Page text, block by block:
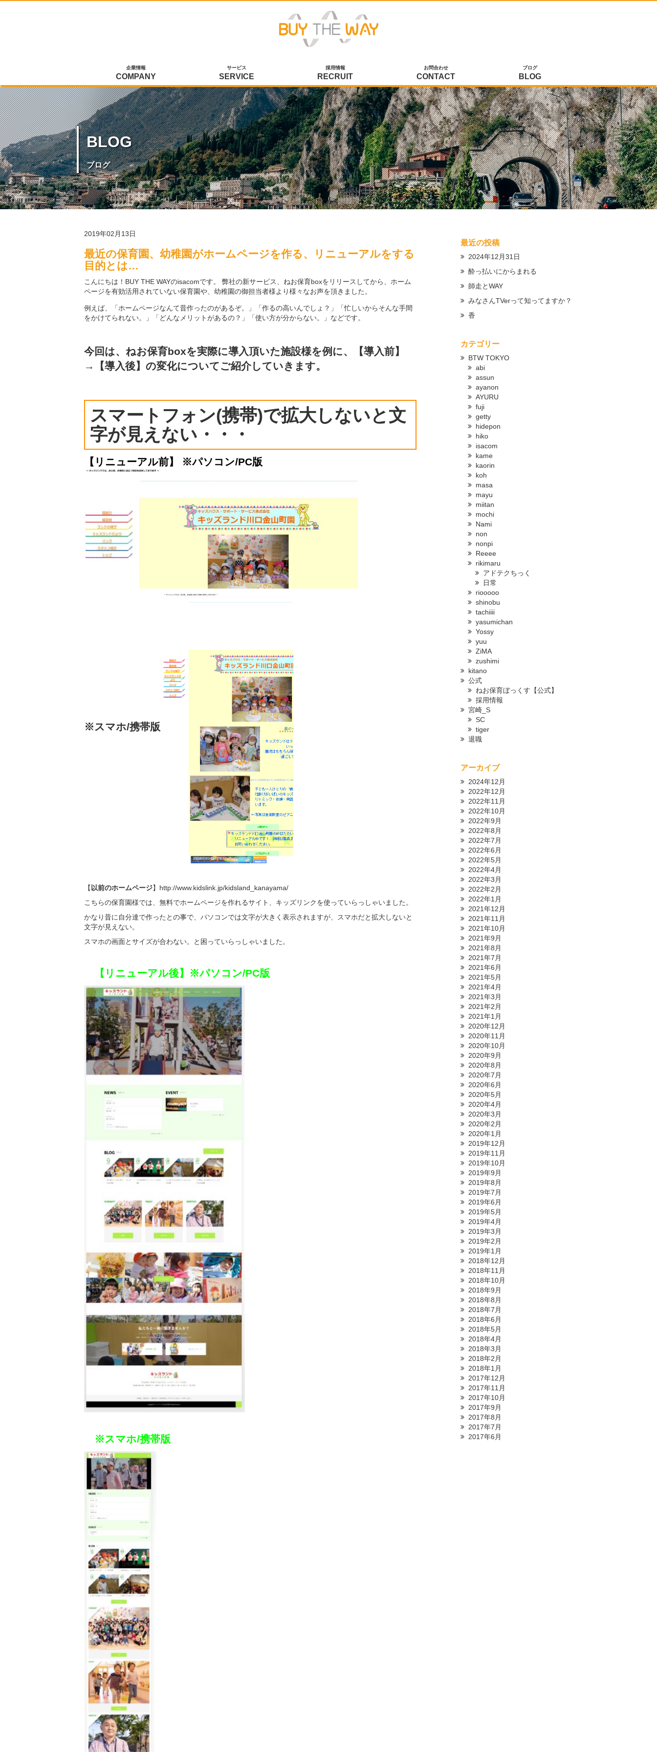
企業情報
COMPANY
サービス
SERVICE
採用情報
RECRUIT
お問合わせ
CONTACT
ブログ
BLOG
BLOG
ブログ
2019年02月13日
最近の保育園、幼稚園がホームページを作る、リニューアルをする
目的とは…
こんにちは！BUY THE WAYのisacomです。 弊社の新サービス、ねお保育boxをリリースしてから、ホーム
ページを有効活用されていない保育園や、幼稚園の御担当者様より様々なお声を頂きました。
例えば、「ホームページなんて昔作ったのがあるぞ。」「作るの高いんでしょ？」「忙しいからそんな手間
をかけてられない。」「どんなメリットがあるの？」「使い方が分からない。」などです。
今回は、ねお保育boxを実際に導入頂いた施設様を例に、
【導入前】
→【導入後】の変化についてご紹介していきます。
スマートフォン(携帯)で拡大しないと文
字が見えない・・・
【リニューアル前】 ※パソコン/PC版
※スマホ/携帯版
【 以前のホームページ】 http://www.kidslink.jp/kidsland_kanayama/
こちらの保育園様では、無料でホームページを作れるサイト、キッズリンクを使っていらっしゃいました。
かなり昔に自分達で作ったとの事で、パソコンでは文字が大きく表示されますが、スマホだと拡大しないと
文字が見えない。
スマホの画面とサイズが合わない。と困っていらっしゃいました。
【リニューアル後】※パソコン/PC版
※スマホ/携帯版
最近の投稿
2024年12月31日
酔っ払いにからまれる
師走とWAY
みなさんTVerって知ってますか？
香
カテゴリー
BTW TOKYO
abi
assun
ayanon
AYURU
fuji
getty
hidepon
hiko
isacom
kame
kaorin
koh
masa
mayu
miitan
mochi
Nami
non
nonpi
Reeee
rikimaru
アドテクちっく
日常
riooooo
shinobu
tachiiii
yasumichan
Yossy
yuu
ZiMA
zushimi
kitano
公式
ねお保育ぼっくす【公式】
採用情報
宮崎_S
SC
tiger
退職
アーカイブ
2024年12月
2022年12月
2022年11月
2022年10月
2022年9月
2022年8月
2022年7月
2022年6月
2022年5月
2022年4月
2022年3月
2022年2月
2022年1月
2021年12月
2021年11月
2021年10月
2021年9月
2021年8月
2021年7月
2021年6月
2021年5月
2021年4月
2021年3月
2021年2月
2021年1月
2020年12月
2020年11月
2020年10月
2020年9月
2020年8月
2020年7月
2020年6月
2020年5月
2020年4月
2020年3月
2020年2月
2020年1月
2019年12月
2019年11月
2019年10月
2019年9月
2019年8月
2019年7月
2019年6月
2019年5月
2019年4月
2019年3月
2019年2月
2019年1月
2018年12月
2018年11月
2018年10月
2018年9月
2018年8月
2018年7月
2018年6月
2018年5月
2018年4月
2018年3月
2018年2月
2018年1月
2017年12月
2017年11月
2017年10月
2017年9月
2017年8月
2017年7月
2017年6月